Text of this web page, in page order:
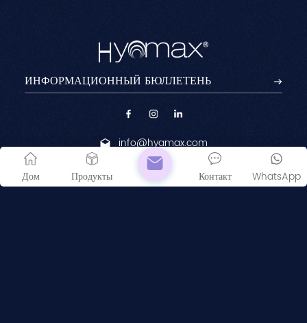
info@hyamax.com
Chemin des Aulx 12,
1228 Plan-les-Ouates
Дом Продукты WhatsApp
Контакт